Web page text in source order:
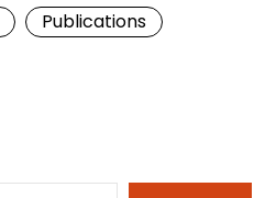
Publications